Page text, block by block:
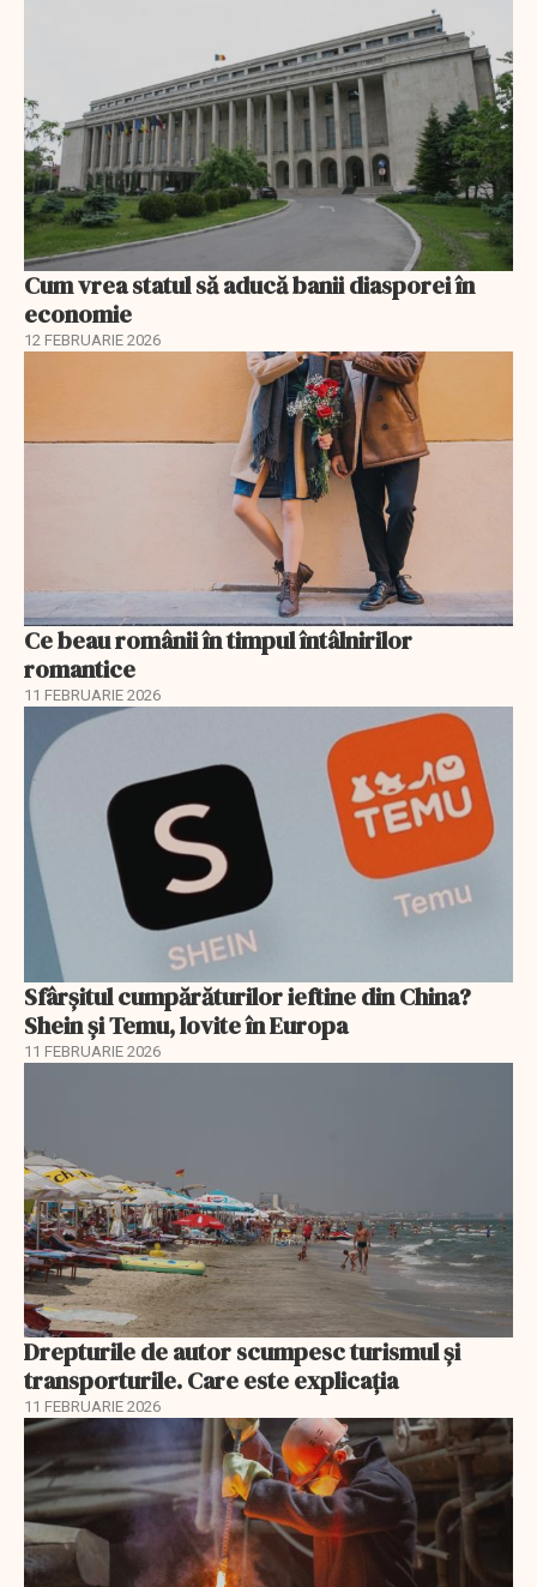
Cum vrea statul să aducă banii diasporei în
economie
12 FEBRUARIE 2026
Ce beau românii în timpul întâlnirilor
romantice
11 FEBRUARIE 2026
Sfârșitul cumpărăturilor ieftine din China?
Shein și Temu, lovite în Europa
11 FEBRUARIE 2026
Drepturile de autor scumpesc turismul și
transporturile. Care este explicația
11 FEBRUARIE 2026